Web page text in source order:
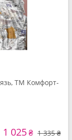
ТМ Комфорт-
1 025₴ 1 335 ₴